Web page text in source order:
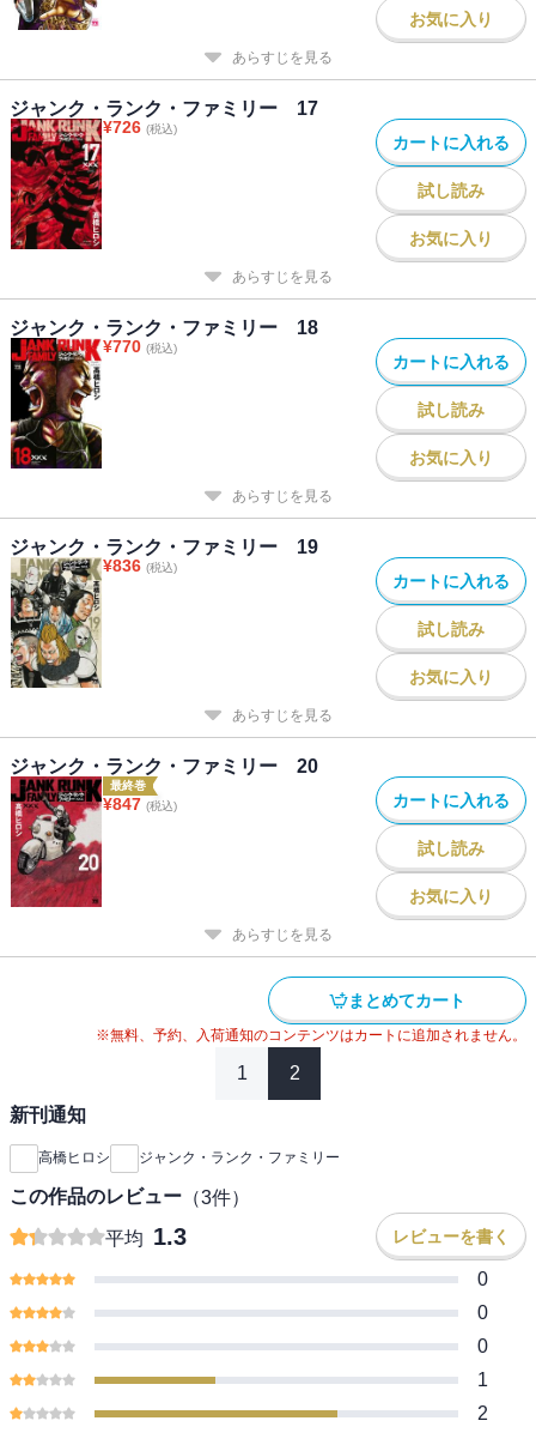
お気に入り
あらすじを見る
ジャンク・ランク・ファミリー 17
¥726 (税込)
カートに入れる
試し読み
お気に入り
あらすじを見る
ジャンク・ランク・ファミリー 18
¥770 (税込)
カートに入れる
試し読み
お気に入り
あらすじを見る
ジャンク・ランク・ファミリー 19
¥836 (税込)
カートに入れる
試し読み
お気に入り
あらすじを見る
ジャンク・ランク・ファミリー 20
最終巻
¥847 (税込) カートに入れる
試し読み
お気に入り
あらすじを見る
まとめてカート
※無料、予約、入荷通知のコンテンツはカートに追加されません。
1 2
新刊通知
高橋ヒロシ ジャンク・ランク・ファミリー
この作品のレビュー （3件）
平均 1.3 レビューを書く
0
0
0
1
2